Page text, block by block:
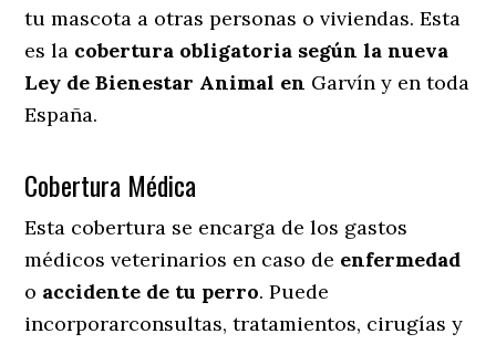
tu mascota a otras personas o viviendas. Esta
es la cobertura obligatoria según la nueva
Ley de Bienestar Animal en Garvín y en toda
España.
Cobertura Médica
Esta cobertura se encarga de los gastos
médicos veterinarios en caso de enfermedad
o accidente de tu perro. Puede
incorporarconsultas, tratamientos, cirugías y